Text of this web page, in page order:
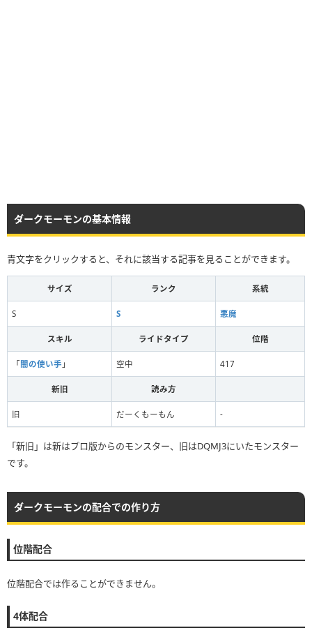
ダークモーモンの基本情報
青文字をクリックすると、それに該当する記事を見ることができます。
サイズ ランク 系統
S S 悪魔
スキル ライドタイプ 位階
「闇の使い手 」 空中 417
新旧 読み方
旧 だーくもーもん -
「新旧」は新はプロ版からのモンスター、旧はDQMJ3にいたモンスター
です。
ダークモーモンの配合での作り方
位階配合
位階配合では作ることができません。
4体配合